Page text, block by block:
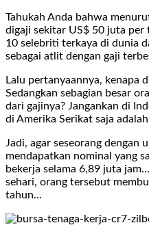
Tahukah Anda bahwa
digaji sekitar US$ 50 juta per
10 selebriti terkaya di dunia
sebagai atlit dengan gaji
Lalu pertanyaannya, kenapa
Sedangkan sebagian besar
dari gajinya? Jangankan di
di Amerika Serikat saja
Jadi, agar seseorang dengan
mendapatkan nominal yang
bekerja selama 6,89 juta
sehari, orang tersebut
tahun…